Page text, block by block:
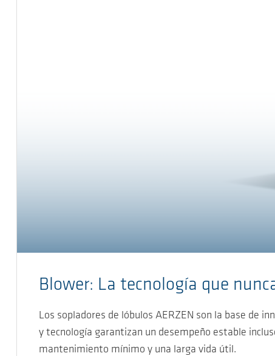
Blower: La tecnología que
Los sopladores de lóbulos AERZEN son la base de
y tecnología garantizan un desempeño estable
mantenimiento mínimo y una larga vida útil.